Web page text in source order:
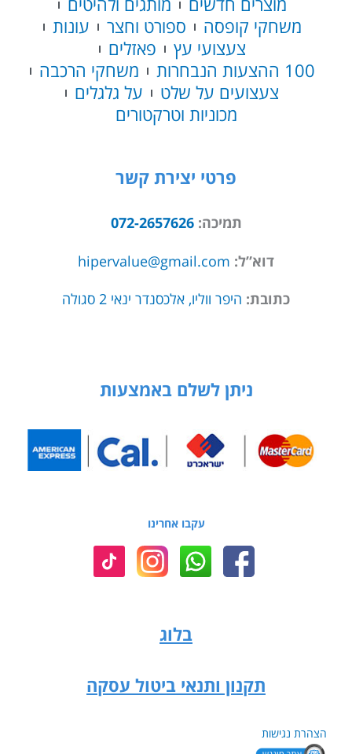
משחקי קופסה
ספורט וחצר
עונות
צעצועי עץ
פאזלים
100 ההצעות הנבחרות
משחקי הרכבה
צעצועים על שלט
על גלגלים
מכוניות וטרקטורים
פרטי יצירת קשר
תמיכה:072-2657626
דוא”ל: hipervalue@gmail.com
כתובת: היפר ווליו, אלכסנדר ינאי 2 סגולה
ניתן לשלם באמצעות
עקבו אחרינו
בלוג
תקנון ותנאי ביטול עסקה
הצהרת נגישות